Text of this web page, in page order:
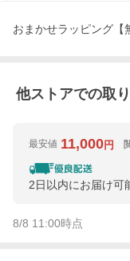
おまかせラッピング【
他ストアでの取
最安値 11,000円
2日以内にお届け可
8/8 11:00時点